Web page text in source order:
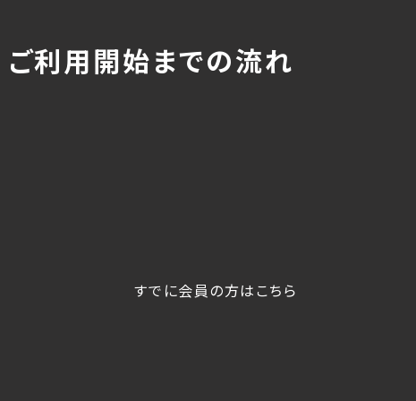
ご利用開始までの流れ
すでに会員の方はこちら